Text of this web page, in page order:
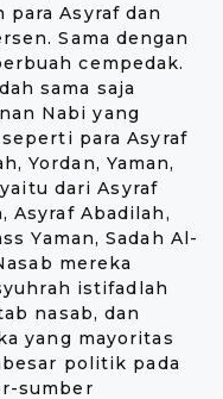
Asyraf dan
Sama dengan
cempedak.
sama saja
Nabi yang
para Asyraf
Yordan, Yaman,
dari Asyraf
Asyraf Abadilah,
Yaman, Sadah Al-
mereka
istifadlah
nasab, dan
yang mayoritas
politik pada
sumber